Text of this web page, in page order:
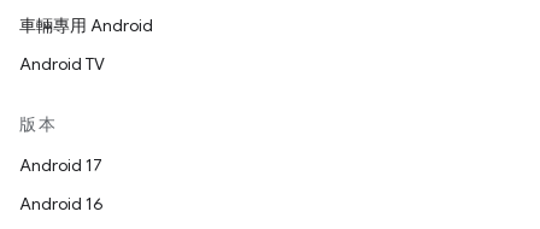
車輛專用 Android
Android TV
版本
Android 17
Android 16